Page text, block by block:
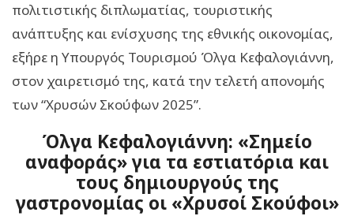
πολιτιστικής διπλωματίας, τουριστικής
ανάπτυξης και ενίσχυσης της εθνικής οικονομίας,
εξήρε η Υπουργός Τουρισμού Όλγα Κεφαλογιάννη,
στον χαιρετισμό της, κατά την τελετή απονομής
των “Χρυσών Σκούφων 2025”.
Όλγα Κεφαλογιάννη: «Σημείο
αναφοράς» για τα εστιατόρια και
τους δημιουργούς της
γαστρονομίας οι «Χρυσοί Σκούφοι»